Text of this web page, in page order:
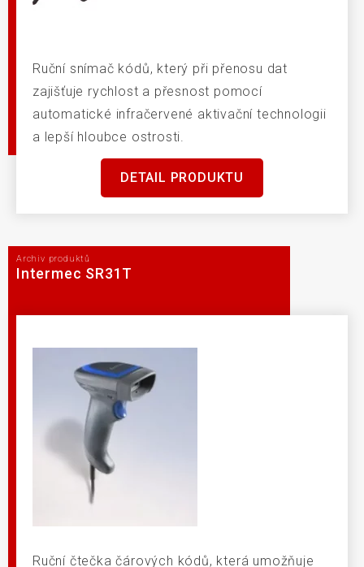
Ruční snímač kódů, který při přenosu dat
zajišťuje rychlost a přesnost pomocí
automatické infračervené aktivační technologii
a lepší hloubce ostrosti.
DETAIL PRODUKTU
Archiv produktů
Intermec SR31T
Ruční čtečka čárových kódů, která umožňuje